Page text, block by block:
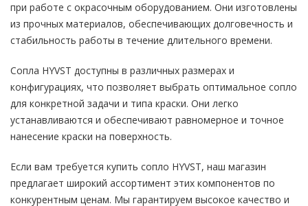
при работе с окрасочным оборудованием. Они изготовлены
из прочных материалов, обеспечивающих долговечность и
стабильность работы в течение длительного времени.
Сопла HYVST доступны в различных размерах и
конфигурациях, что позволяет выбрать оптимальное сопло
для конкретной задачи и типа краски. Они легко
устанавливаются и обеспечивают равномерное и точное
нанесение краски на поверхность.
Если вам требуется купить сопло HYVST, наш магазин
предлагает широкий ассортимент этих компонентов по
конкурентным ценам. Мы гарантируем высокое качество и